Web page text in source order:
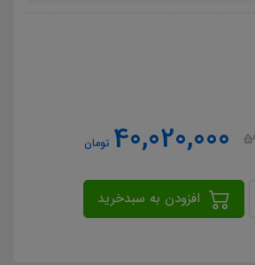
40,020,000 تومان